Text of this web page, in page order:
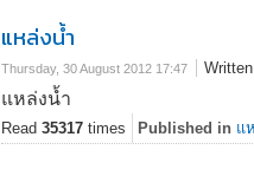
แหล่งน้ำ
Thursday, 30 August 2012 17:47
แหล่งน้ำ
Read 35317 times Published in แ